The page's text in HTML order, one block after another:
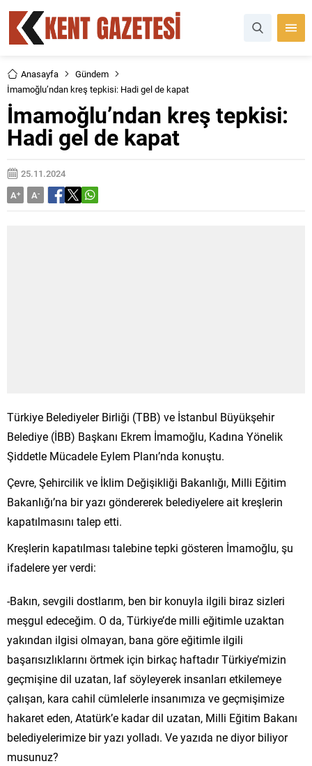
Anasayfa
Gündem
İmamoğlu’ndan kreş tepkisi: Hadi gel de kapat
İmamoğlu’ndan kreş tepkisi:
Hadi gel de kapat
25.11.2024
A+ A-
Türkiye Belediyeler Birliği (TBB) ve İstanbul Büyükşehir
Belediye (İBB) Başkanı Ekrem İmamoğlu, Kadına Yönelik
Şiddetle Mücadele Eylem Planı’nda konuştu.
Çevre, Şehircilik ve İklim Değişikliği Bakanlığı, Milli Eğitim
Bakanlığı’na bir yazı göndererek belediyelere ait kreşlerin
kapatılmasını talep etti.
Kreşlerin kapatılması talebine tepki gösteren İmamoğlu, şu
ifadelere yer verdi:
-Bakın, sevgili dostlarım, ben bir konuyla ilgili biraz sizleri
meşgul edeceğim. O da, Türkiye’de milli eğitimle uzaktan
yakından ilgisi olmayan, bana göre eğitimle ilgili
başarısızlıklarını örtmek için birkaç haftadır Türkiye’mizin
geçmişine dil uzatan, laf söyleyerek insanları etkilemeye
çalışan, kara cahil cümlelerle insanımıza ve geçmişimize
hakaret eden, Atatürk’e kadar dil uzatan, Milli Eğitim Bakanı
belediyelerimize bir yazı yolladı. Ve yazıda ne diyor biliyor
musunuz?